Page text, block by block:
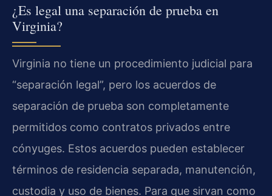
¿Es legal una separación de prueba en
Virginia?
Virginia no tiene un procedimiento judicial para
“separación legal”, pero los acuerdos de
separación de prueba son completamente
permitidos como contratos privados entre
cónyuges. Estos acuerdos pueden establecer
términos de residencia separada, manutención,
custodia y uso de bienes. Para que sirvan como